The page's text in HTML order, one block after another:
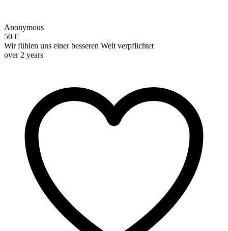
Anonymous
50 €
Wir fühlen uns einer besseren Welt verpflichtet
over 2 years